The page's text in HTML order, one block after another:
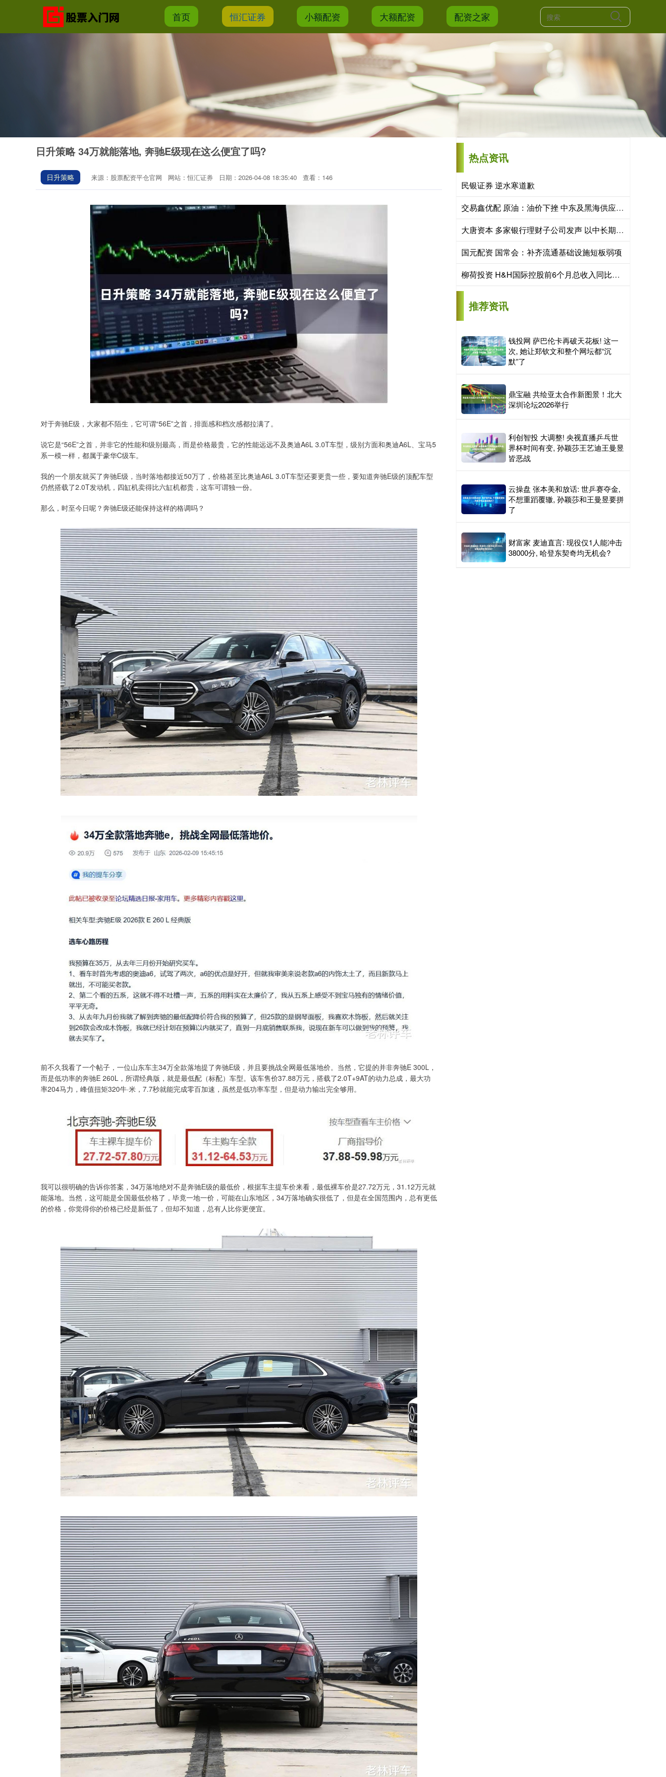
首页 恒汇证券 小额配资 大额配资 配资之家
日升策略 34万就能落地, 奔驰E级现在这么便宜了吗?
日升策略 来源：股票配资平仓官网 网站：恒汇证券 日期：2026-04-08 18:35:40 查看：146
对于奔驰E级，大家都不陌生，它可谓“56E”之首，排面感和档次感都拉满了。
说它是“56E”之首，并非它的性能和级别最高，而是价格最贵，它的性能远远不及奥迪A6L 3.0T车型，级别方面和奥迪A6L、宝马5
系一模一样，都属于豪华C级车。
我的一个朋友就买了奔驰E级，当时落地都接近50万了，价格甚至比奥迪A6L 3.0T车型还要更贵一些，要知道奔驰E级的顶配车型
仍然搭载了2.0T发动机，四缸机卖得比六缸机都贵，这车可谓独一份。
那么，时至今日呢？奔驰E级还能保持这样的格调吗？
前不久我看了一个帖子，一位山东车主34万全款落地提了奔驰E级，并且要挑战全网最低落地价。当然，它提的并非奔驰E 300L，
而是低功率的奔驰E 260L，所谓经典版，就是最低配（标配）车型。该车售价37.88万元，搭载了2.0T+9AT的动力总成，最大功
率204马力，峰值扭矩320牛·米，7.7秒就能完成零百加速，虽然是低功率车型，但是动力输出完全够用。
我可以很明确的告诉你答案，34万落地绝对不是奔驰E级的最低价，根据车主提车价来看，最低裸车价是27.72万元，31.12万元就
能落地。当然，这可能是全国最低价格了，毕竟一地一价，可能在山东地区，34万落地确实很低了，但是在全国范围内，总有更低
的价格，你觉得你的价格已经是新低了，但却不知道，总有人比你更便宜。
热点资讯
民银证券 逆水寒道歉
交易鑫优配 原油：油价下挫 中东及黑海供应威胁缓解
大唐资本 多家银行理财子公司发声 以中长期视角做好资产配置
国元配资 国常会：补齐流通基础设施短板弱项
柳荷投资 H&H国际控股前6个月总收入同比取得双位数增幅
推荐资讯
钱投网 萨巴伦卡再破天花板! 这一
次, 她让郑钦文和整个网坛都“沉
默”了
鼎宝融 共绘亚太合作新图景！北大
深圳论坛2026举行
利创智投 大调整! 央视直播乒乓世
界杯时间有变, 孙颖莎王艺迪王曼昱
皆恶战
云操盘 张本美和放话: 世乒赛夺金,
不想重蹈覆辙, 孙颖莎和王曼昱要拼
了
财富家 麦迪直言: 现役仅1人能冲击
38000分, 哈登东契奇均无机会?